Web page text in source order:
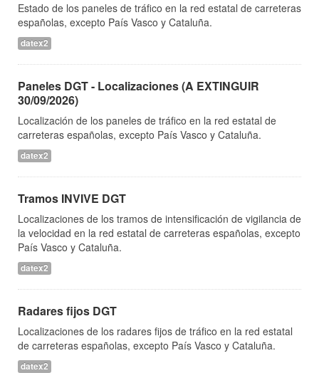
Estado de los paneles de tráfico en la red estatal de carreteras
españolas, excepto País Vasco y Cataluña.
datex2
Paneles DGT - Localizaciones (A EXTINGUIR
30/09/2026)
Localización de los paneles de tráfico en la red estatal de
carreteras españolas, excepto País Vasco y Cataluña.
datex2
Tramos INVIVE DGT
Localizaciones de los tramos de intensificación de vigilancia de
la velocidad en la red estatal de carreteras españolas, excepto
País Vasco y Cataluña.
datex2
Radares fijos DGT
Localizaciones de los radares fijos de tráfico en la red estatal
de carreteras españolas, excepto País Vasco y Cataluña.
datex2